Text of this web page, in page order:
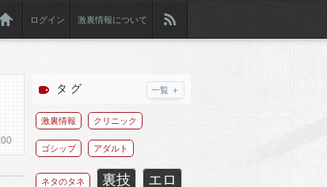
ログイン 激裏情報について
タ グ 一覧 ＋
激裏情報 クリニック
ゴシップ アダルト
ネタのタネ 裏技 エロ